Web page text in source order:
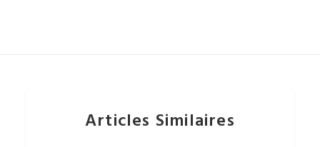
Articles Similaires